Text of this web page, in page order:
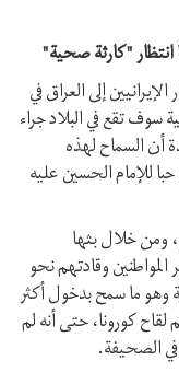
"كارثة صحية"
إلى العراق في
تقع في البلاد جراء
أن السماح لهذه
للإمام الحسين عليه
ومن خلال بثها
وقادتهم نحو
وهو ما سمح بدخول أكثر
لقاح كورونا، حتى أنه لم
الصحيفة.